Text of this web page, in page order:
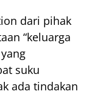
dari pihak
“keluarga
suku
ada tindakan